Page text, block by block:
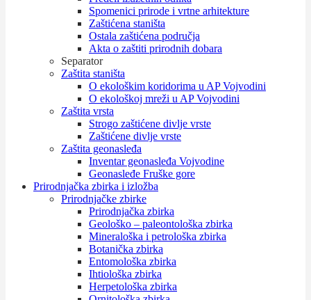
Spomenici prirode i vrtne arhitekture
Zaštićena staništa
Ostala zaštićena područja
Akta o zaštiti prirodnih dobara
Separator
Zaštita staništa
O ekološkim koridorima u AP Vojvodini
O ekološkoj mreži u AP Vojvodini
Zaštita vrsta
Strogo zaštićene divlje vrste
Zaštićene divlje vrste
Zaštita geonasleđa
Inventar geonasleđa Vojvodine
Geonasleđe Fruške gore
Prirodnjačka zbirka i izložba
Prirodnjačke zbirke
Prirodnjačka zbirka
Geološko – paleontološka zbirka
Mineraloška i petrološka zbirka
Botanička zbirka
Entomološka zbirka
Ihtiološka zbirka
Herpetološka zbirka